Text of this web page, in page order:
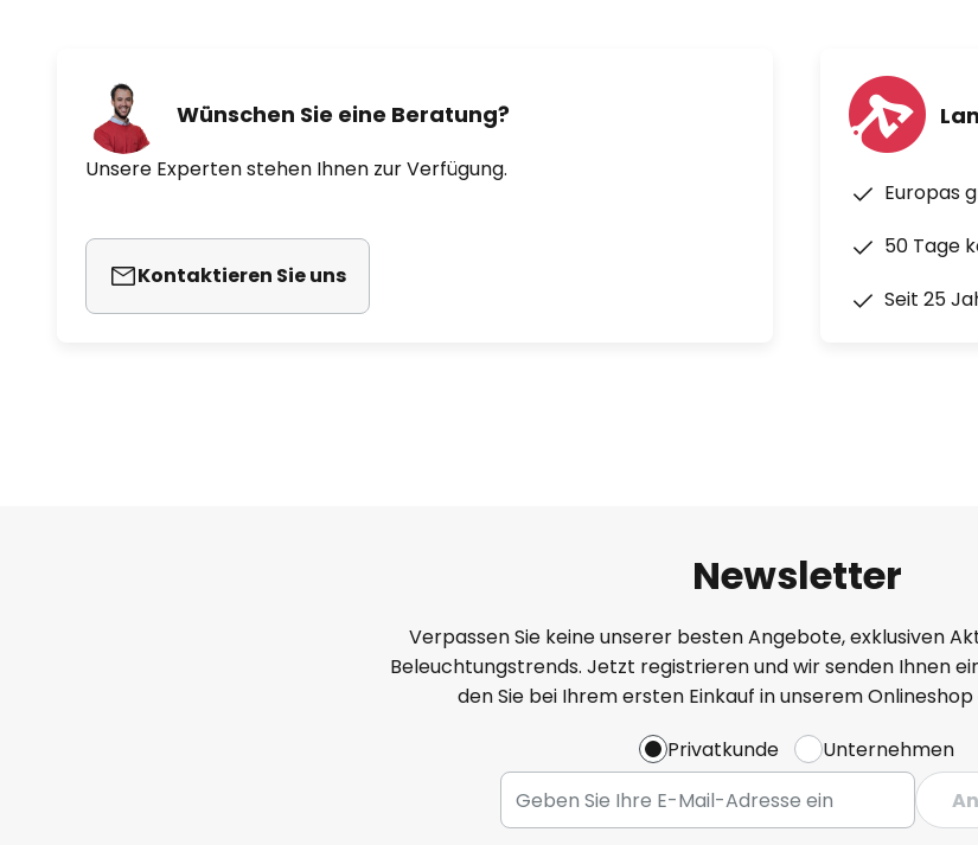
Wünschen Sie eine Beratung?
Unsere Experten stehen Ihnen zur Verfügung.
Kontaktieren Sie uns
Europas
50 Tage
Seit 25
Newsletter
Verpassen Sie keine unserer besten Angebote, exklusiven
Beleuchtungstrends. Jetzt registrieren und wir senden Ihnen
den Sie bei Ihrem ersten Einkauf in unserem
Privatkunde
Unternehmen